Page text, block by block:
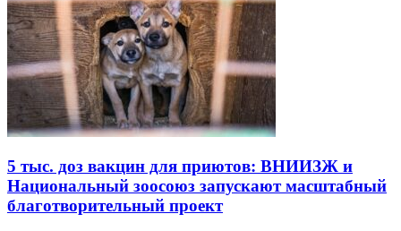
5 тыс. доз вакцин для приютов: ВНИИЗЖ и
Национальный зоосоюз запускают масштабный
благотворительный проект